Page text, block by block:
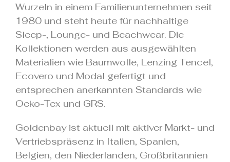
Wurzeln in einem Familienunternehmen seit
1980 und steht heute für nachhaltige
Sleep-, Lounge- und Beachwear. Die
Kollektionen werden aus ausgewählten
Materialien wie Baumwolle, Lenzing Tencel,
Ecovero und Modal gefertigt und
entsprechen anerkannten Standards wie
Oeko-Tex und GRS.
Goldenbay ist aktuell mit aktiver Markt- und
Vertriebspräsenz in Italien, Spanien,
Belgien, den Niederlanden, Großbritannien